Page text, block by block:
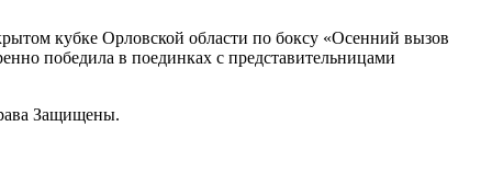
кубке Орловской области по боксу «Осенний вызов
победила в поединках с представительницами
Защищены.